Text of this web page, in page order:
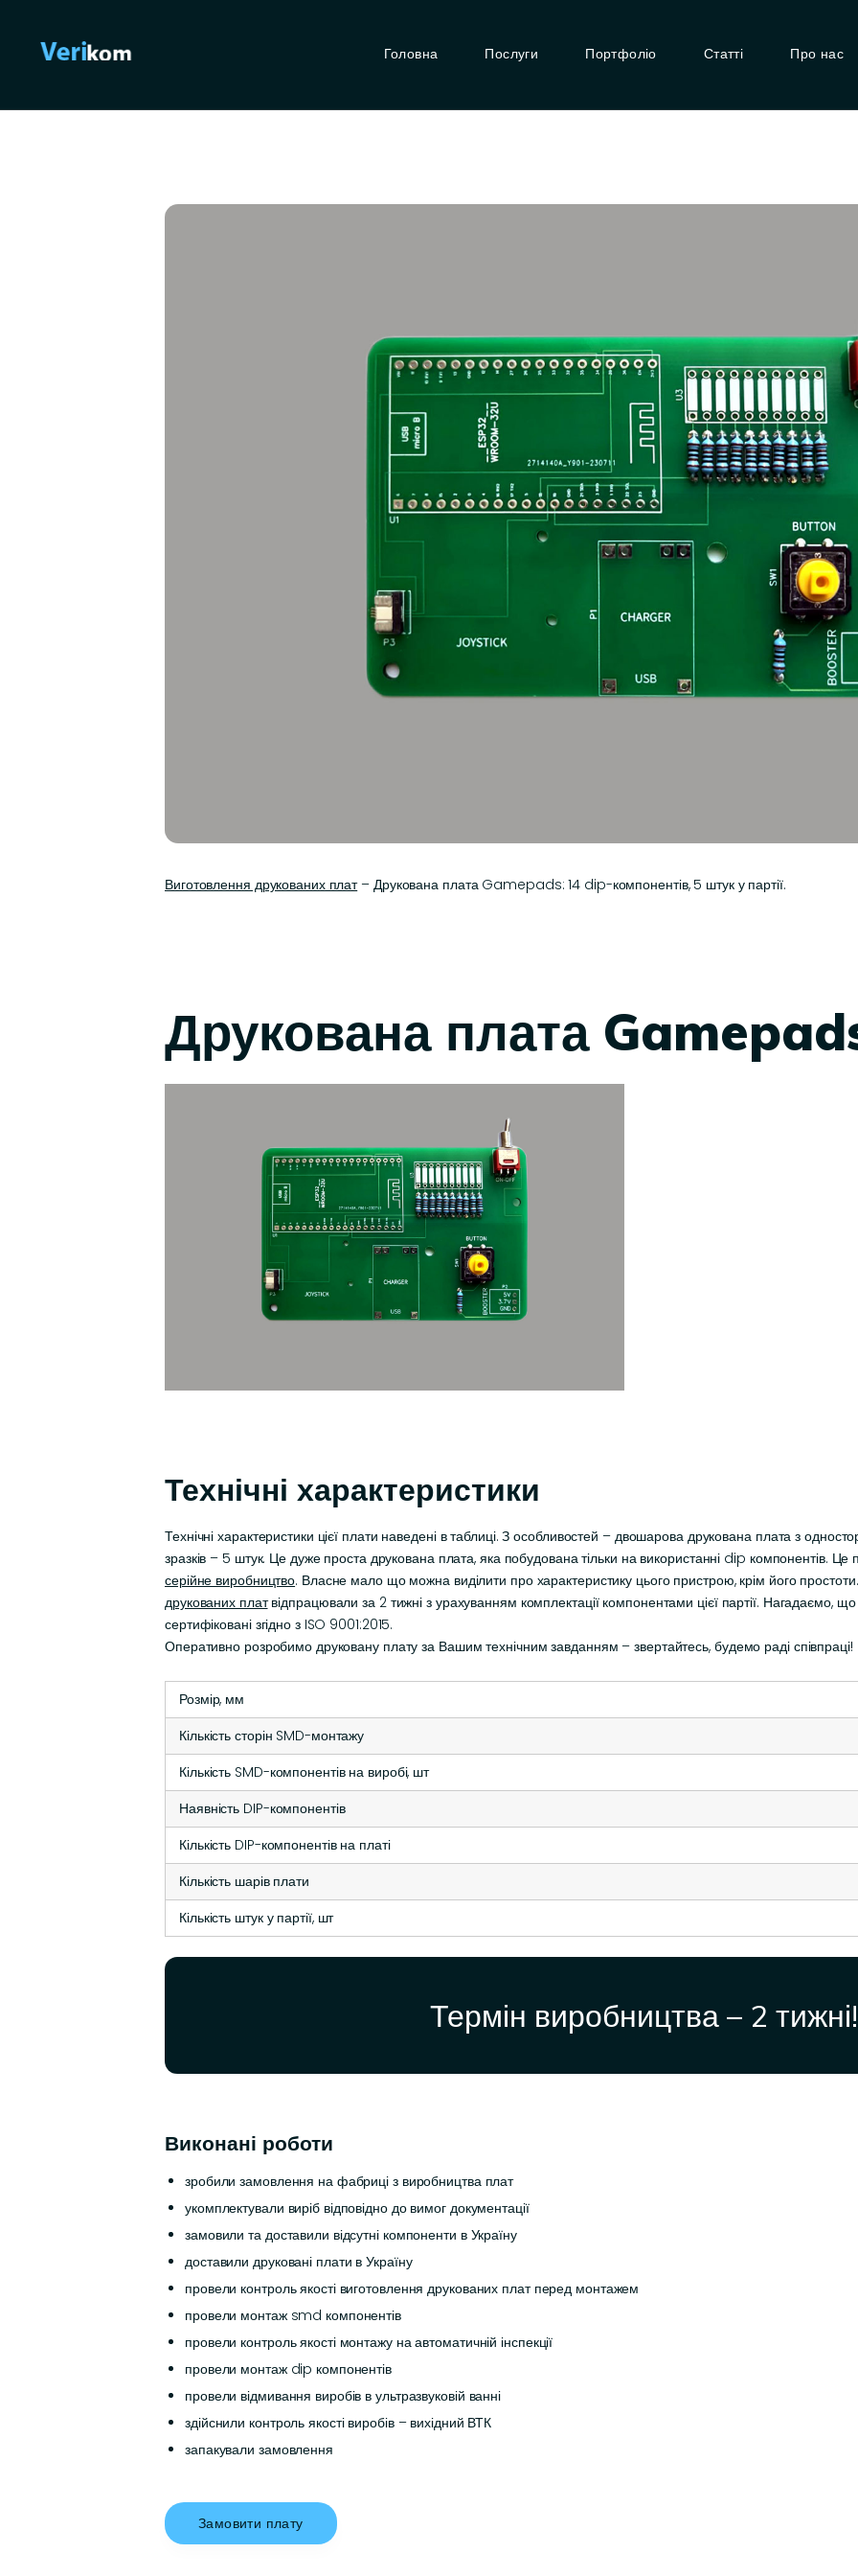
Головна Послуги Портфоліо Статті Про нас
ПОСЛУГИ
ПОРТФОЛІО
ПРО НАС
Виготовлення друкованих плат– Друкована плата Gamepads: 14 dip-компонентів, 5 штук у партії.
Друкована плата
Технічні характеристики
Технічні характеристики цієї плати наведені в таблиці. З особливостей – двошарова друкована плата з
зразків – 5 штук. Це дуже проста друкована плата, яка побудована тільки на використанні dip компонентів.
серійне виробництво. Власне мало що можна виділити про характеристику цього пристрою, крім його
друкованих платвідпрацювали за 2 тижні з урахуванням комплектації компонентами цієї партії. Нагадаємо, що
сертифіковані згідно з ISO 9001:2015.
Оперативно розробимо друковану плату за Вашим технічним завданням – звертайтесь, будемо раді співпраці!
Розмір, мм
Кількість сторін SMD-монтажу
Кількість SMD-компонентів на виробі, шт
Наявність DIP-компонентів
Кількість DIP-компонентів на платі
Кількість шарів плати
Кількість штук у партії, шт
Термін виробництва – 2 тижні!
Виконані роботи
зробили замовлення на фабриці з виробництва плат
укомплектували виріб відповідно до вимог документації
замовили та доставили відсутні компоненти в Україну
доставили друковані плати в Україну
провели контроль якості виготовлення друкованих плат перед монтажем
провели монтаж smd компонентів
провели контроль якості монтажу на автоматичній інспекції
провели монтаж dip компонентів
провели відмивання виробів в ультразвуковій ванні
здійснили контроль якості виробів – вихідний ВТК
запакували замовлення
Замовити плату